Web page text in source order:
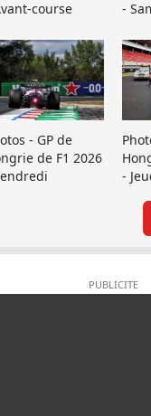
course
-
- GP de
de F1 2026
-